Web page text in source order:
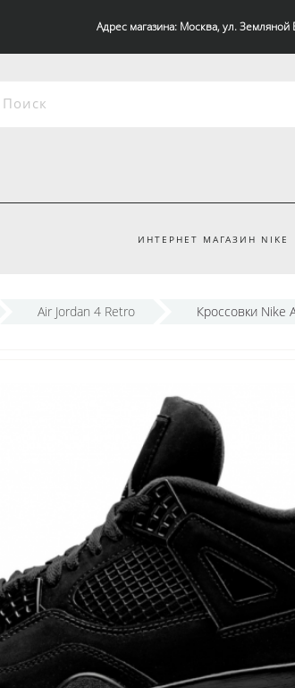
Адрес магазина: Москва, ул. Земляной
ИНТЕРНЕТ МАГАЗИН NIKE
Air Jordan 4 Retro Кроссовки Nike